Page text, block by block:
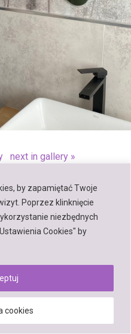
by zapamiętać Twoje
Poprzez klinknięcie
niezbędnych
Cookies" by
cookies
next in gallery »
top
Desktop
by